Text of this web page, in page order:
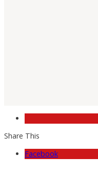
Share This
Facebook